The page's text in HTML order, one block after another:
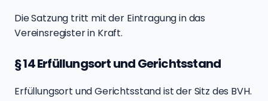
Die Satzung tritt mit der Eintragung in das
Vereinsregister in Kraft.
§ 14 Erfüllungsort und Gerichtsstand
Erfüllungsort und Gerichtsstand ist der Sitz des BVH.